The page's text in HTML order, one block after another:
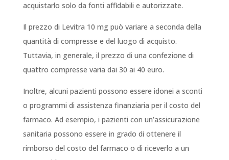
acquistarlo solo da fonti affidabili e autorizzate.
Il prezzo di Levitra 10 mg può variare a seconda della
quantità di compresse e del luogo di acquisto.
Tuttavia, in generale, il prezzo di una confezione di
quattro compresse varia dai 30 ai 40 euro.
Inoltre, alcuni pazienti possono essere idonei a sconti
o programmi di assistenza finanziaria per il costo del
farmaco. Ad esempio, i pazienti con un’assicurazione
sanitaria possono essere in grado di ottenere il
rimborso del costo del farmaco o di riceverlo a un